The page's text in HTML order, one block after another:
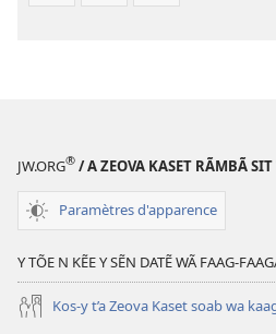
JW.ORG® / A ZEOVA KASET RÃMBÃ
Paramètres d'apparence
Y TÕE N KẼE Y SẼN DATẼ WÃ FAAG-
Kos-y t’a Zeova Kaset soab wa